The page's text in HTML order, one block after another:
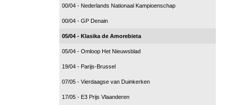
00/04 - Nederlands Nationaal Kampioenschap
00/04 - GP Denain
05/04 - Klasika de Amorebieta
05/04 - Omloop Het Nieuwsblad
19/04 - Parijs-Brussel
07/05 - Vierdaagse van Duinkerken
17/05 - E3 Prijs Vlaanderen